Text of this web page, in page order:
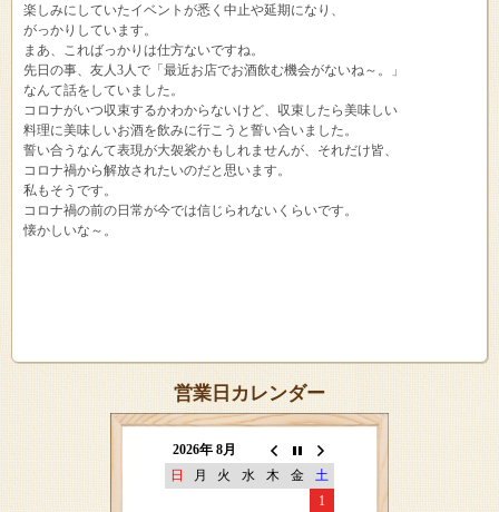
楽しみにしていたイベントが悉く中止や延期になり、
がっかりしています。
まあ、こればっかりは仕方ないですね。
先日の事、友人3人で「最近お店でお酒飲む機会がないね～。」
なんて話をしていました。
コロナがいつ収束するかわからないけど、収束したら美味しい
料理に美味しいお酒を飲みに行こうと誓い合いました。
誓い合うなんて表現が大袈裟かもしれませんが、それだけ皆、
コロナ禍から解放されたいのだと思います。
私もそうです。
コロナ禍の前の日常が今では信じられないくらいです。
懐かしいな～。
営業日カレンダー
2026年 8月
日
月 火 水 木 金
土
1